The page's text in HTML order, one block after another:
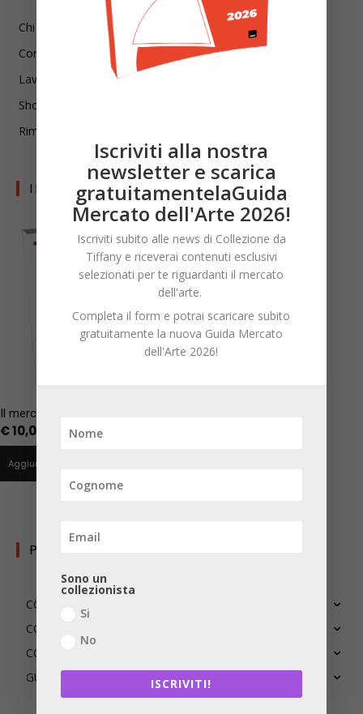
Chi siamo
Contatti
Lavora con noi
Shop
Rimani aggiornato!
I LIBRI DI CDT
Il mercato dei significati
€10,00
Aggiungi al carrello
PERCORSI TEMATICI
COLLEZIONARE
CONOSCERE
CONSERVARE
GUARDARE
Iscriviti alla nostra
newsletter e scarica
gratuitamentelaGuida
Mercato dell'Arte 2026!
Iscriviti subito alle news di Collezione da
Tiffany e riceverai contenuti esclusivi
selezionati per te riguardanti il mercato
dell'arte.
Completa il form e potrai scaricare subito
gratuitamente la nuova Guida Mercato
dell'Arte 2026!
Sono un
collezionista
Si
No
ISCRIVITI!